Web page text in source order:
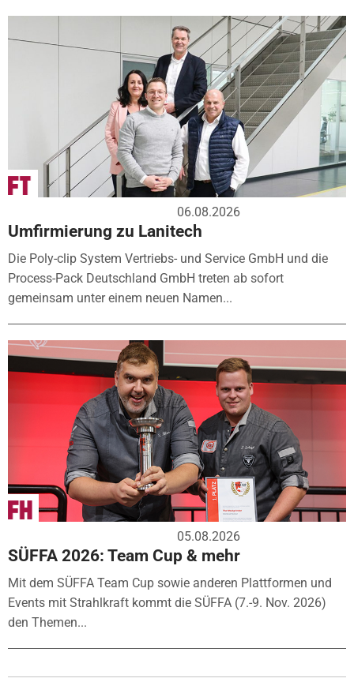
06.08.2026
Umfirmierung zu Lanitech
Die Poly-clip System Vertriebs- und Service GmbH und die
Process-Pack Deutschland GmbH treten ab sofort
gemeinsam unter einem neuen Namen...
05.08.2026
SÜFFA 2026: Team Cup & mehr
Mit dem SÜFFA Team Cup sowie anderen Plattformen und
Events mit Strahlkraft kommt die SÜFFA (7.-9. Nov. 2026)
den Themen...